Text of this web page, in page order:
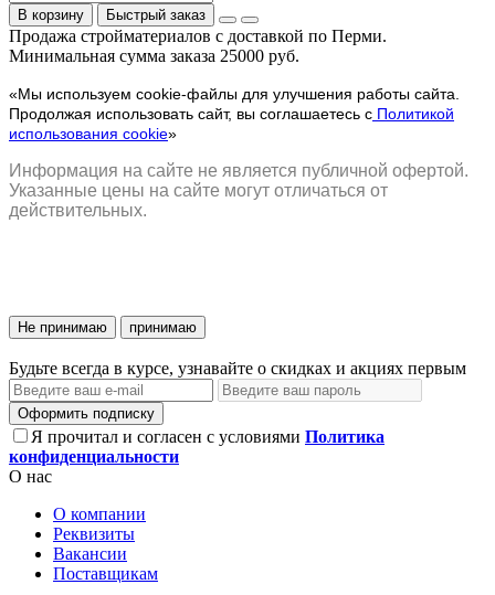
В корзину Быстрый заказ
Продажа стройматериалов с доставкой по Перми.
Минимальная сумма заказа 25000 руб.
«Мы используем cookie-файлы для улучшения работы сайта.
Продолжая использовать сайт, вы соглашаетесь с Политикой
использования cookie»
Информация на сайте не является публичной офертой.
Указанные цены на сайте могут отличаться от
действительных.
Не принимаю принимаю
Будьте всегда в курсе, узнавайте о скидках и акциях первым
Оформить подписку
Я прочитал и согласен с условиями Политика
конфиденциальности
О нас
О компании
Реквизиты
Вакансии
Поставщикам